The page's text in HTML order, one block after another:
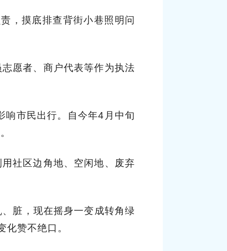
，摸底排查背街小巷照明问
愿者、商户代表等作为执法
响市民出行。自今年4月中旬
社区边角地、空闲地、废弃
、脏，现在摇身一变成转角绿
赞不绝口。